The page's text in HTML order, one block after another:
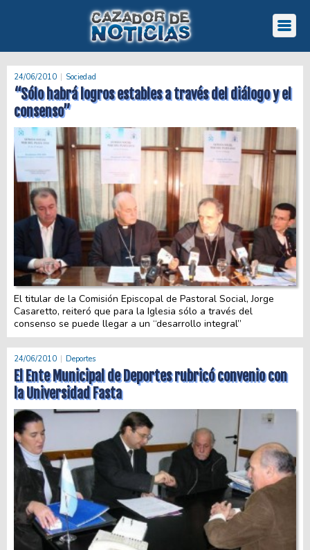
24/06/2010 Sociedad
“Sólo habrá logros estables a través del diálogo y el
consenso”
El titular de la Comisión Episcopal de Pastoral Social, Jorge
Casaretto, reiteró que para la Iglesia sólo a través del
consenso se puede llegar a un “desarrollo integral”
24/06/2010 Deportes
El Ente Municipal de Deportes rubricó convenio con
la Universidad Fasta